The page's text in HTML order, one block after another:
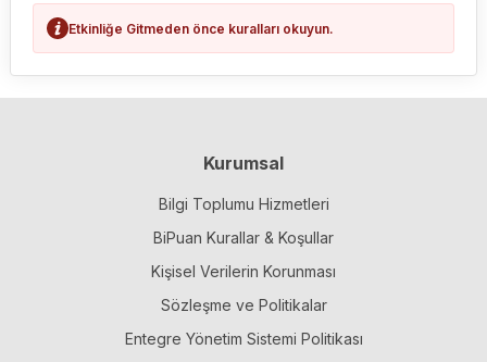
Etkinliğe Gitmeden önce kuralları okuyun.
Kurumsal
Bilgi Toplumu Hizmetleri
BiPuan Kurallar & Koşullar
Kişisel Verilerin Korunması
Sözleşme ve Politikalar
Entegre Yönetim Sistemi Politikası